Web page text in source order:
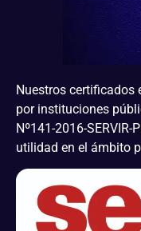
Nuestros certificados
por instituciones
Nº141-2016-
utilidad en el ámbito